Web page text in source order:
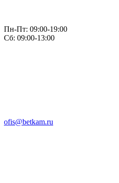
Пн-Пт: 09:00-19:00
Сб: 09:00-13:00
ofis@betkam.ru